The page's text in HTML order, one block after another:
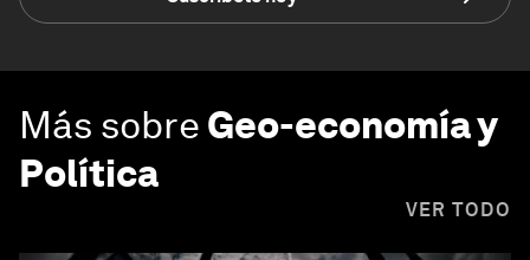
Más sobre Geo-economía y
Política
VER TODO